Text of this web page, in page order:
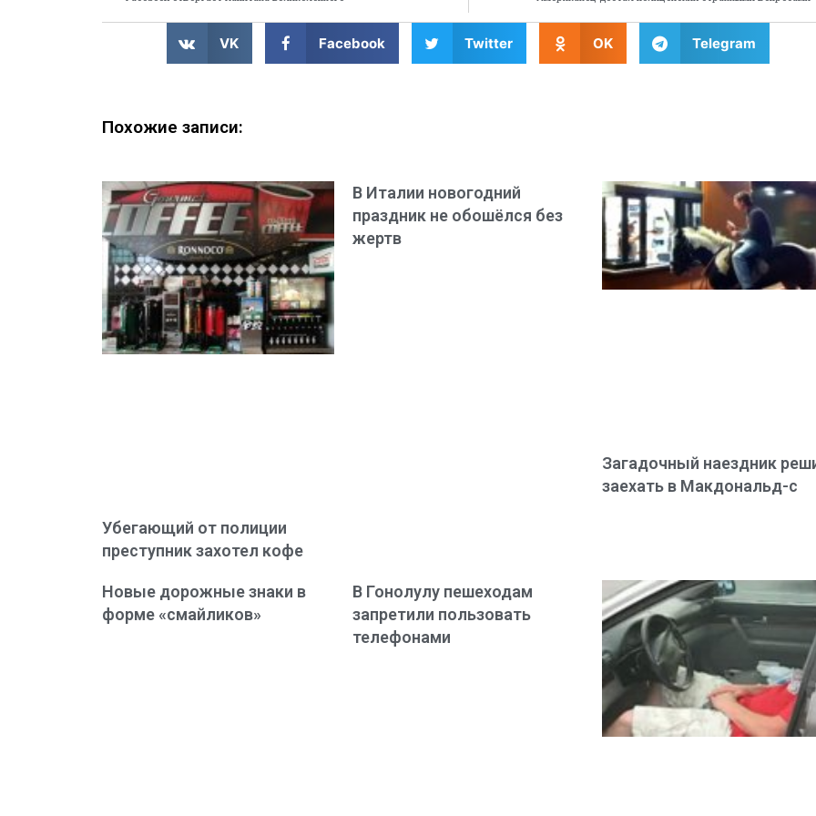
VK Facebook Twitter OK Telegram
Похожие записи:
Убегающий от полиции
преступник захотел кофе
В Италии новогодний
праздник не обошёлся без
жертв
Загадочный наездник
заехать в Макдональд-с
Новые дорожные знаки в
форме «смайликов»
В Гонолулу пешеходам
запретили пользовать
телефонами